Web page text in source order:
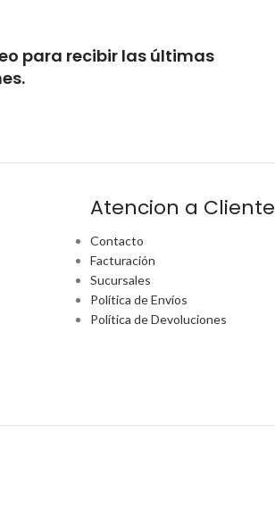
para recibir las últimas
Atencion a Cliente
Contacto
Facturación
Sucursales
Política de Envíos
Política de Devoluciones